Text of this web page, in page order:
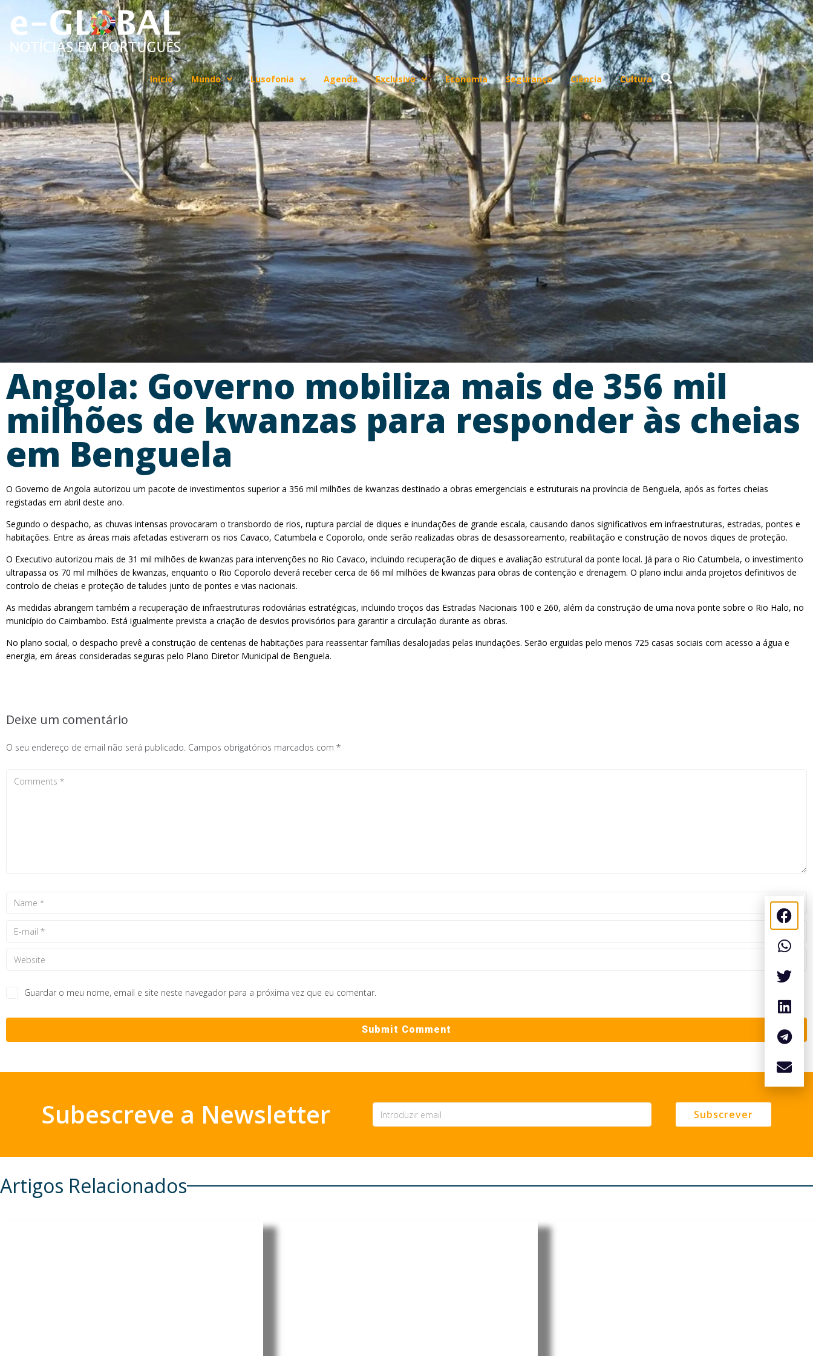
Início Mundo Lusofonia Agenda Exclusivo Economia Segurança Ciência Cultura
Angola: Governo mobiliza mais de 356 mil
milhões de kwanzas para responder às cheias
em Benguela
O Governo de Angola autorizou um pacote de investimentos superior a 356 mil milhões de kwanzas destinado a obras emergenciais e estruturais na província de Benguela, após as fortes cheias
registadas em abril deste ano.
Segundo o despacho, as chuvas intensas provocaram o transbordo de rios, ruptura parcial de diques e inundações de grande escala, causando danos significativos em infraestruturas, estradas, pontes e
habitações. Entre as áreas mais afetadas estiveram os rios Cavaco, Catumbela e Coporolo, onde serão realizadas obras de desassoreamento, reabilitação e construção de novos diques de proteção.
O Executivo autorizou mais de 31 mil milhões de kwanzas para intervenções no Rio Cavaco, incluindo recuperação de diques e avaliação estrutural da ponte local. Já para o Rio Catumbela, o investimento
ultrapassa os 70 mil milhões de kwanzas, enquanto o Rio Coporolo deverá receber cerca de 66 mil milhões de kwanzas para obras de contenção e drenagem. O plano inclui ainda projetos definitivos de
controlo de cheias e proteção de taludes junto de pontes e vias nacionais.
As medidas abrangem também a recuperação de infraestruturas rodoviárias estratégicas, incluindo troços das Estradas Nacionais 100 e 260, além da construção de uma nova ponte sobre o Rio Halo, no
município do Caimbambo. Está igualmente prevista a criação de desvios provisórios para garantir a circulação durante as obras.
No plano social, o despacho prevê a construção de centenas de habitações para reassentar famílias desalojadas pelas inundações. Serão erguidas pelo menos 725 casas sociais com acesso a água e
energia, em áreas consideradas seguras pelo Plano Diretor Municipal de Benguela.
Deixe um comentário
O seu endereço de email não será publicado. Campos obrigatórios marcados com *
Guardar o meu nome, email e site neste navegador para a próxima vez que eu comentar.
Subescreve a Newsletter Subscrever
Artigos Relacionados